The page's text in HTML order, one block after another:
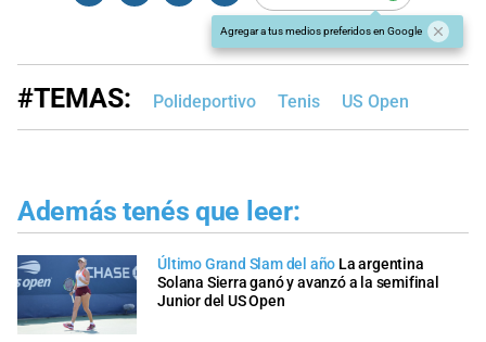
Agregar a tus medios preferidos en Google
#TEMAS: Polideportivo Tenis US Open
Además tenés que leer:
Último Grand Slam del año La argentina
Solana Sierra ganó y avanzó a la semifinal
Junior del US Open